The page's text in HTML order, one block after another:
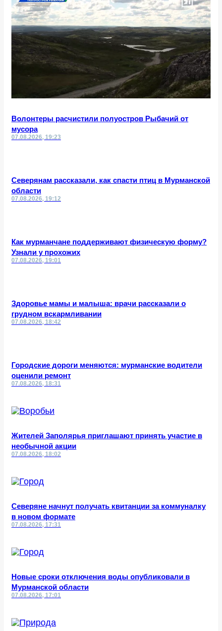
Волонтеры расчистили полуостров Рыбачий от
мусора
07.08.2026, 19:23
Северянам рассказали, как спасти птиц в Мурманской
области
07.08.2026, 19:12
Как мурманчане поддерживают физическую форму?
Узнали у прохожих
07.08.2026, 19:01
Здоровье мамы и малыша: врачи рассказали о
грудном вскармливании
07.08.2026, 18:42
Городские дороги меняются: мурманские водители
оценили ремонт
07.08.2026, 18:31
Жителей Заполярья приглашают принять участие в
необычной акции
07.08.2026, 18:02
Северяне начнут получать квитанции за коммуналку
в новом формате
07.08.2026, 17:31
Новые сроки отключения воды опубликовали в
Мурманской области
07.08.2026, 17:01